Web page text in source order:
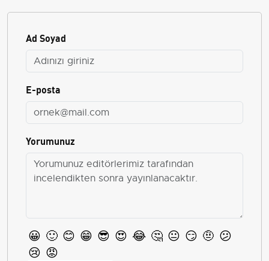
Ad Soyad
E-posta
Yorumunuz
😀 🙂 😊 😁 😎 😍 😂 🤔 😐 😏 🤨 😕
😢 😡